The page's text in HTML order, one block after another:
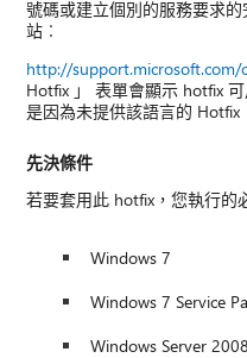
號碼或建立個別的服務要求
站︰
http://
Hotfix 」 表單會顯示 hotfix
是因為未提供該語言的 Hotfix
先決條件
若要套用此 hotfix，您執行的
Windows 7
Windows 7 Service
Windows Server